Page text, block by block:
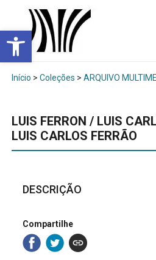
Abrir a barra de
Início > Coleções > ARQUIVO
LUIS FERRON / LUIS
LUIS CARLOS FERRÃO
DESCRIÇÃO
Compartilhe